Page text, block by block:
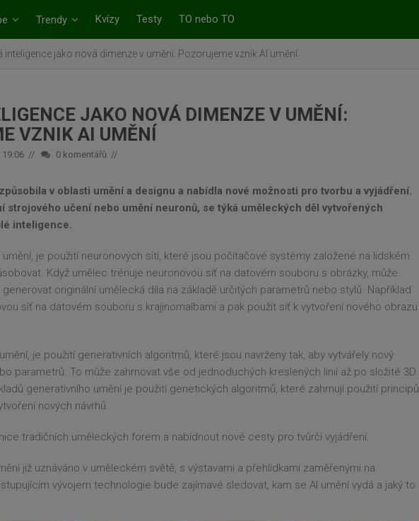
Trendy Kvízy Testy TO nebo TO
inteligence jako nová dimenze v umění: Pozorujeme vznik AI umění
JAKO NOVÁ DIMENZE V UMĚNÍ:
VZNIK AI UMĚNÍ
19:06 0 komentářů
v oblasti umění a designu a nabídla nové možnosti pro tvorbu a vyjádření.
strojového učení nebo umění neuronů, se týká uměleckých děl vytvořených
inteligence.
je použití neuronových sítí, které jsou počítačové systémy založené na lidském
Když umělec trénuje neuronovou síť na datovém souboru s obrázky, může
originální umělecká díla na základě určitých parametrů nebo stylů. Například
síť na datovém souboru s krajinomalbami a pak použít síť k vytvoření nového obrazu
je použití generativních algoritmů, které jsou navrženy tak, aby vytvářely nový
parametrů. To může zahrnovat vše od jednoduchých kreslených linií až po složité 3D
generativního umění je použití genetických algoritmů, které zahrnují použití principů
nových návrhů.
tradičních uměleckých forem a nabídnout nové cesty pro tvůrčí vyjádření.
již uznáváno v uměleckém světě, s výstavami a přehlídkami zaměřenými na
vývojem technologie bude zajímavé sledovat, kam se AI umění vydá a jaký to